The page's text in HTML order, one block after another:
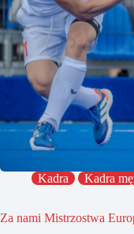
Kadra Kadra
Za nami Mistrzostwa